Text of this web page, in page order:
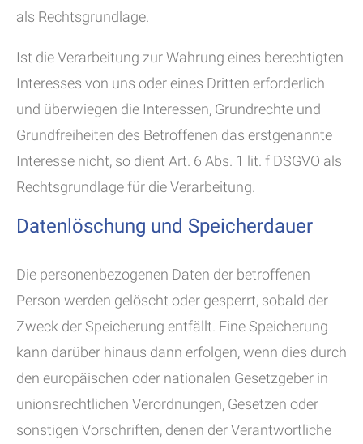
als Rechtsgrundlage.
Ist die Verarbeitung zur Wahrung eines berechtigten
Interesses von uns oder eines Dritten erforderlich
und überwiegen die Interessen, Grundrechte und
Grundfreiheiten des Betroffenen das erstgenannte
Interesse nicht, so dient Art. 6 Abs. 1 lit. f DSGVO als
Rechtsgrundlage für die Verarbeitung.
Datenlöschung und Speicherdauer
Die personenbezogenen Daten der betroffenen
Person werden gelöscht oder gesperrt, sobald der
Zweck der Speicherung entfällt. Eine Speicherung
kann darüber hinaus dann erfolgen, wenn dies durch
den europäischen oder nationalen Gesetzgeber in
unionsrechtlichen Verordnungen, Gesetzen oder
sonstigen Vorschriften, denen der Verantwortliche